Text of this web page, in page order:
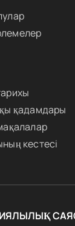
қадамдары
кестесі